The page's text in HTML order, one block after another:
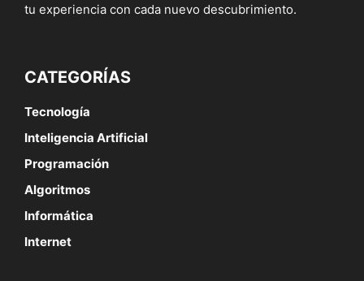
tu experiencia con cada nuevo descubrimiento.
CATEGORÍAS
Tecnología
Inteligencia Artificial
Programación
Algoritmos
Informática
Internet